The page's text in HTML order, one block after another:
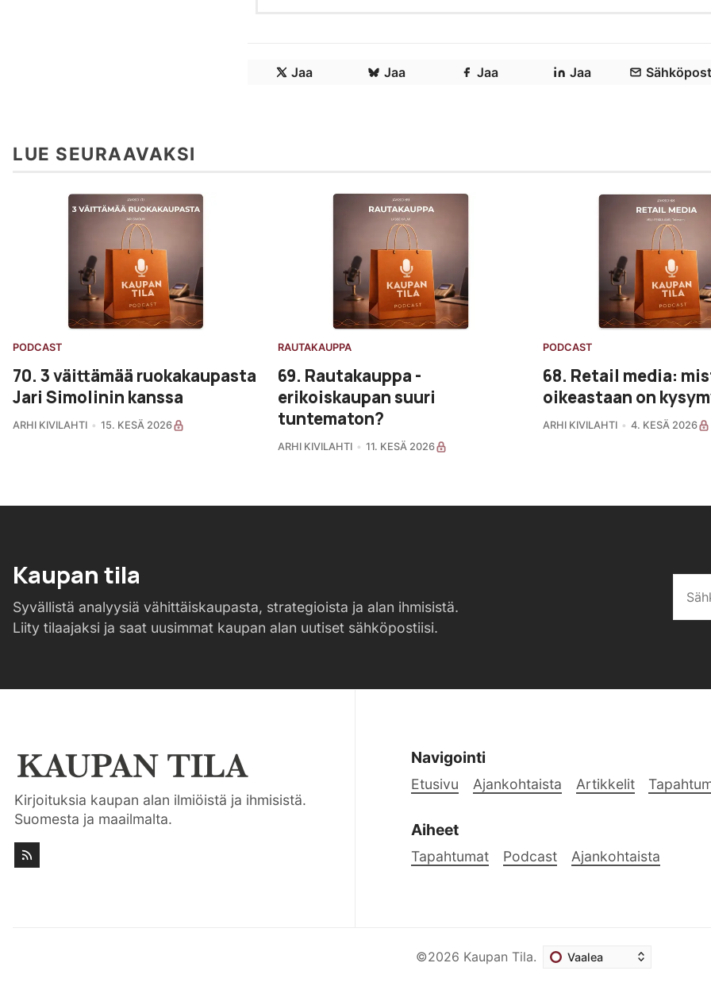
Jaa Jaa Jaa Jaa
LUE SEURAAVAKSI
PODCAST
70. 3 väittämää ruokakaupasta
Jari Simolinin kanssa
ARHI KIVILAHTI 15. KESÄ 2026
RAUTAKAUPPA
69. Rautakauppa -
erikoiskaupan suuri
tuntematon?
ARHI KIVILAHTI 11. KESÄ 2026
PODCAST
68. Retail media:
oikeastaan on
ARHI KIVILAHTI 4. KESÄ 2026
Kaupan tila
Syvällistä analyysiä vähittäiskaupasta, strategioista ja alan ihmisistä.
Liity tilaajaksi ja saat uusimmat kaupan alan uutiset sähköpostiisi.
Kirjoituksia kaupan alan ilmiöistä ja ihmisistä.
Suomesta ja maailmalta.
Navigointi
Etusivu Ajankohtaista Artikkelit
Aiheet
Tapahtumat Podcast Ajankohtaista
©2026 Kaupan Tila.